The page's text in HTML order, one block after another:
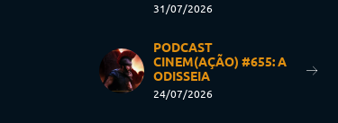
31/07/2026
PODCAST
CINEM(AÇÃO) #655: A
ODISSEIA
24/07/2026